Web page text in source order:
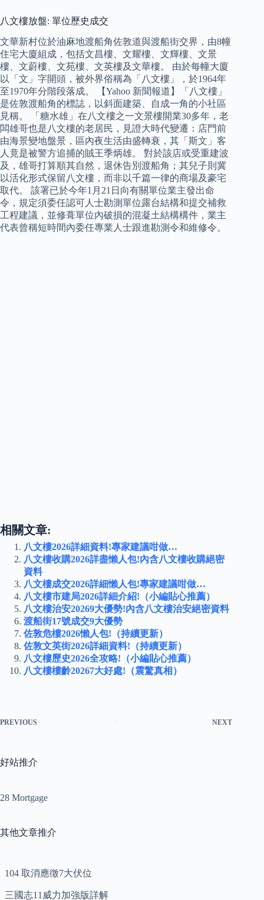
八文樓放盤: 單位歷史成交
文華新村位於油麻地渡船角佐敦道與渡船街交界，由8幢
住宅大廈組成，包括文昌樓、文耀樓、文輝樓、文景
樓、文蔚樓、文苑樓、文英樓及文華樓。 由於每幢大廈
以「文」字開頭，被外界俗稱為「八文樓」，於1964年
至1970年分階段落成。 【Yahoo 新聞報道】「八文樓」
是佐敦渡船角的標誌，以斜面建築、自成一角的小社區
見稱。 「糖水雄」在八文樓之一文景樓開業30多年，老
闆雄哥也是八文樓的老居民，見證大時代變遷：店門前
由海景變地盤景，區內夜生活由盛轉衰，其「斯文」客
人竟是被警方追捕的賊王季炳雄。 對於該店或受重建波
及，雄哥打算順其自然，退休告別渡船角；其兒子則冀
以活化形式保留八文樓，而非以千篇一律的商場及豪宅
取代。 該署已於今年1月21日向有關單位業主發出命
令，規定須委任認可人士勘測單位露台結構和提交補救
工程建議，並修葺單位內破損的混凝土結構構件，業主
代表曾稱短時間內委任專業人士跟進勘測令和維修令。
相關文章:
八文樓2026詳細資料!專家建議咁做…
八文樓收購2026詳盡懶人包!內含八文樓收購絕密
資料
八文樓成交2026詳細懶人包!專家建議咁做…
八文樓市建局2026詳細介紹!（小編貼心推薦）
八文樓治安20269大優勢!內含八文樓治安絕密資料
渡船街17號成交9大優勢
佐敦危樓2026懶人包!（持續更新）
佐敦文英街2026詳細資料!（持續更新）
八文樓歷史2026全攻略!（小編貼心推薦）
八文樓樓齡20267大好處!（震驚真相）
PREVIOUS NEXT
好站推介
28 Mortgage
其他文章推介
104 取消應徵7大伏位
三國志11威力加強版詳解